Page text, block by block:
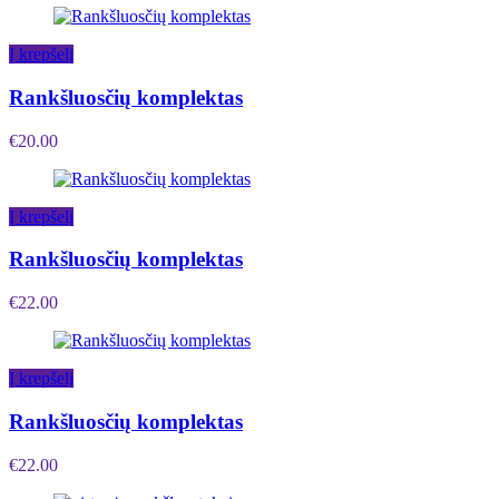
Į krepšelį
Rankšluosčių komplektas
€20.00
Į krepšelį
Rankšluosčių komplektas
€22.00
Į krepšelį
Rankšluosčių komplektas
€22.00